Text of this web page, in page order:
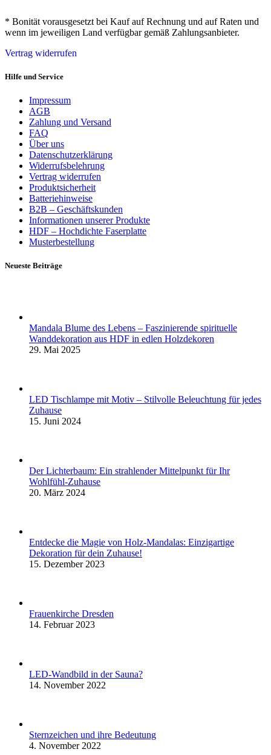
* Bonität vorausgesetzt bei Kauf auf Rechnung und auf Raten und
wenn im jeweiligen Land verfügbar gemäß Zahlungsanbieter.
Vertrag widerrufen
Hilfe und Service
Impressum
AGB
Zahlung und Versand
FAQ
Über uns
Datenschutzerklärung
Widerrufsbelehrung
Vertrag widerrufen
Produktsicherheit
Batteriehinweise
B2B – Geschäftskunden
Informationen unserer Produkte
HDF – Hochdichte Faserplatte
Musterbestellung
Neueste Beiträge
Mandala Blume des Lebens – Faszinierende spirituelle
Wanddekoration aus HDF in edlen Holzdekoren
29. Mai 2025
LED Tischlampe mit Motiv – Stilvolle Beleuchtung für jedes
Zuhause
15. Juni 2024
Der Lichterbaum: Ein strahlender Mittelpunkt für Ihr
Wohlfühl-Zuhause
20. März 2024
Entdecke die Magie von Holz-Mandalas: Einzigartige
Dekoration für dein Zuhause!
15. Dezember 2023
Frauenkirche Dresden
14. Februar 2023
LED-Wandbild in der Sauna?
14. November 2022
Sternzeichen und ihre Bedeutung
4. November 2022